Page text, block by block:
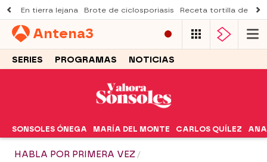
En tierra lejana Brote de ciclosporiasis Receta tortilla de
Antena3
SERIES PROGRAMAS NOTICIAS
SONSOLES ÓNEGA MARÍA DEL MONTE CARLOS QUÍLEZ ANA
HABLA POR PRIMERA VEZ